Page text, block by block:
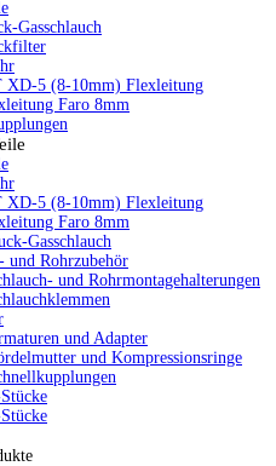
Gasschlauch
XD-5 (8-10mm) Flexleitung
Faro 8mm
XD-5 (8-10mm) Flexleitung
Faro 8mm
Gasschlauch
und Rohrzubehör
und Rohrmontagehalterungen
und Adapter
und Kompressionsringe